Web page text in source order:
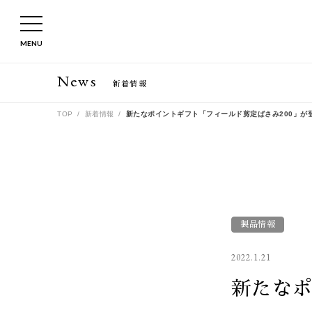
MENU
News 新着情報
TOP 新着情報 新たなポイントギフト「フィールド剪定ばさみ200」が
製品情報
2022.1.21
新たな